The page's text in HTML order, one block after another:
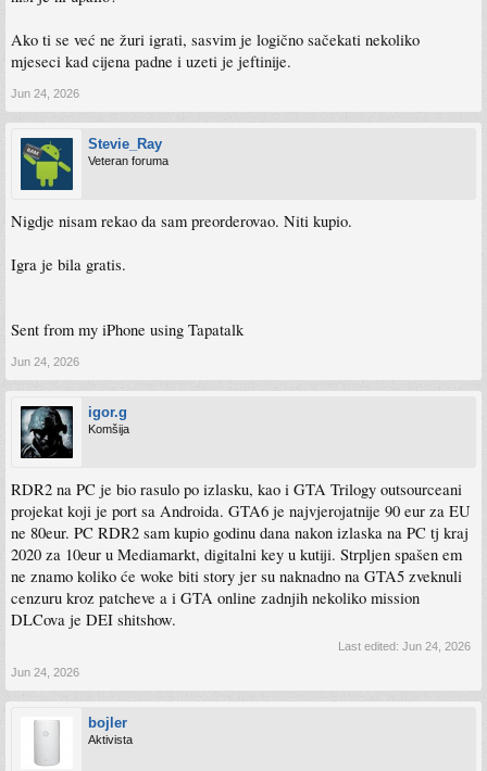
Ako ti se već ne žuri igrati, sasvim je logično sačekati nekoliko
mjeseci kad cijena padne i uzeti je jeftinije.
Jun 24, 2026
Stevie_Ray
Veteran foruma
Nigdje nisam rekao da sam preorderovao. Niti kupio.
Igra je bila gratis.
Sent from my iPhone using Tapatalk
Jun 24, 2026
igor.g
Komšija
RDR2 na PC je bio rasulo po izlasku, kao i GTA Trilogy outsourceani
projekat koji je port sa Androida. GTA6 je najvjerojatnije 90 eur za EU
ne 80eur. PC RDR2 sam kupio godinu dana nakon izlaska na PC tj kraj
2020 za 10eur u Mediamarkt, digitalni key u kutiji. Strpljen spašen em
ne znamo koliko će woke biti story jer su naknadno na GTA5 zveknuli
cenzuru kroz patcheve a i GTA online zadnjih nekoliko mission
DLCova je DEI shitshow.
Last edited: Jun 24, 2026
Jun 24, 2026
bojler
Aktivista